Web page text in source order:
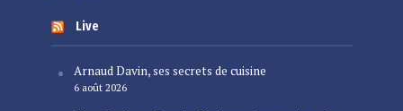
Live
Arnaud Davin, ses secrets de cuisine
6 août 2026